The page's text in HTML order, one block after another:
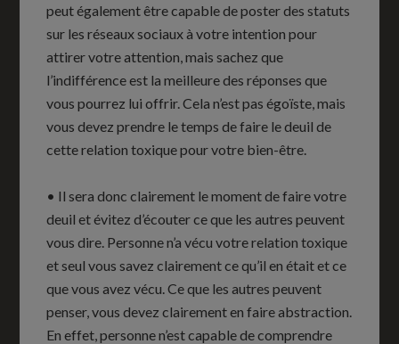
peut également être capable de poster des statuts
sur les réseaux sociaux à votre intention pour
attirer votre attention, mais sachez que
l’indifférence est la meilleure des réponses que
vous pourrez lui offrir. Cela n’est pas égoïste, mais
vous devez prendre le temps de faire le deuil de
cette relation toxique pour votre bien-être.
• Il sera donc clairement le moment de faire votre
deuil et évitez d’écouter ce que les autres peuvent
vous dire. Personne n’a vécu votre relation toxique
et seul vous savez clairement ce qu’il en était et ce
que vous avez vécu. Ce que les autres peuvent
penser, vous devez clairement en faire abstraction.
En effet, personne n’est capable de comprendre